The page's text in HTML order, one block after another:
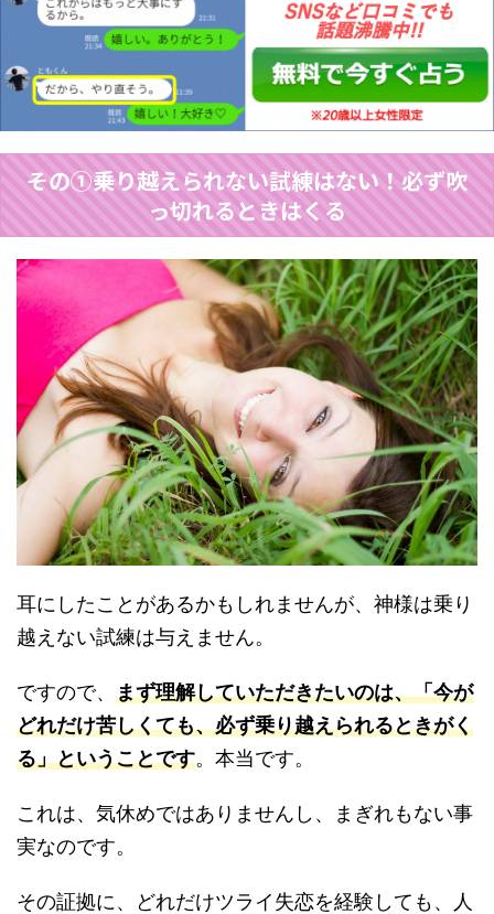
その①乗り越えられない試練はない！必ず吹
っ切れるときはくる
耳にしたことがあるかもしれませんが、神様は乗り
越えない試練は与えません。
ですので、 まず理解していただきたいのは、「今が
どれだけ苦しくても、必ず乗り越えられるときがく
る」ということです。本当です。
これは、気休めではありませんし、まぎれもない事
実なのです。
その証拠に、どれだけツライ失恋を経験しても、人